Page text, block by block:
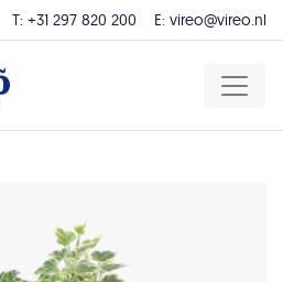
T: +31 297 820 200 E: vireo@vireo.nl